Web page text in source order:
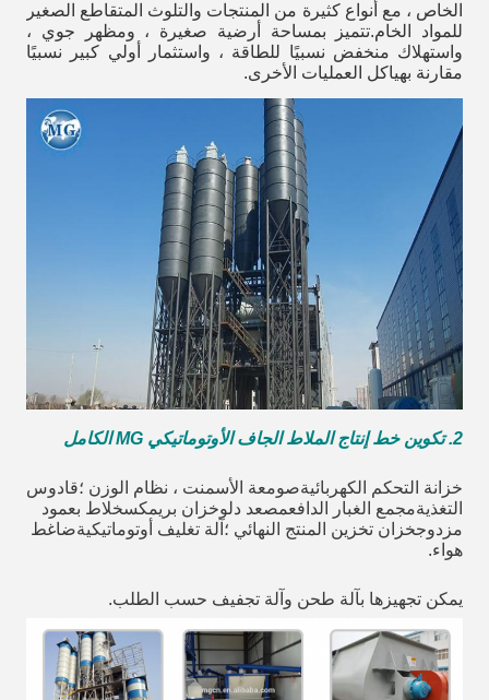
الخاص ، مع أنواع كثيرة من المنتجات والتلوث المتقاطع الصغير
للمواد الخام.تتميز بمساحة أرضية صغيرة ، ومظهر جوي ،
واستهلاك منخفض نسبيًا للطاقة ، واستثمار أولي كبير نسبيًا
مقارنة بهياكل العمليات الأخرى.
2. تكوين خط إنتاج الملاط الجاف الأوتوماتيكي MG الكامل
خزانة التحكم الكهربائيةصومعة الأسمنت ، نظام الوزن ؛قادوس
التغذيةمجمع الغبار الدافعمصعد دلوخزان بريمكسخلاط بعمود
مزدوجخزان تخزين المنتج النهائي ؛آلة تغليف أوتوماتيكيةضاغط
هواء.
يمكن تجهيزها بآلة طحن وآلة تجفيف حسب الطلب.